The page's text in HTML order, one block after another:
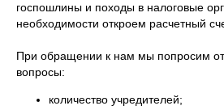
госпошлины и походы в налоговые
необходимости откроем расчетный
При обращении к нам мы попросим
вопросы:
количество учредителей;